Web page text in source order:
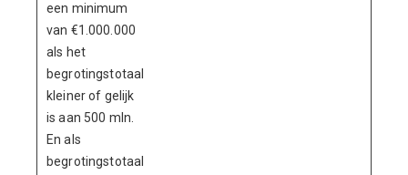
een minimum
van €1.000.000
als het
begrotingstotaal
kleiner of gelijk
is aan 500 mln.
En als
begrotingstotaal